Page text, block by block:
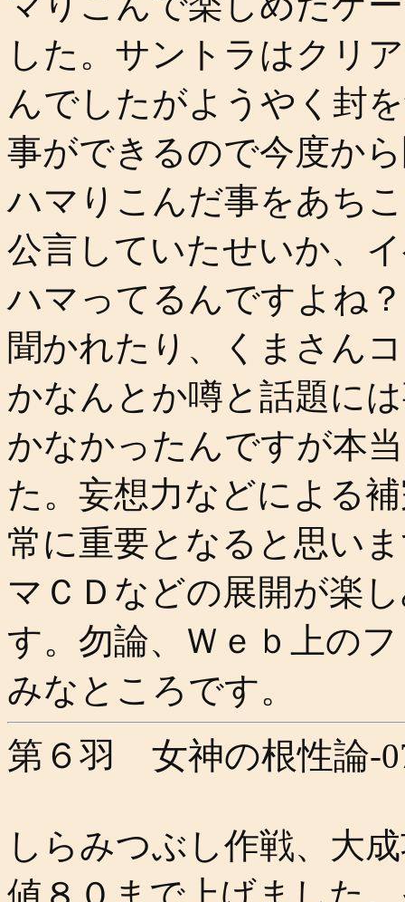
した。サントラはクリ
んでしたがようやく封
事ができるので今度か
ハマりこんだ事をあち
公言していたせいか、
ハマってるんですよね
聞かれたり、くまさん
かなんとか噂と話題に
かなかったんですが本
た。妄想力などによる
常に重要となると思い
マＣＤなどの展開が楽
す。勿論、Ｗｅｂ上の
みなところです。
第６羽 女神の根性論-
しらみつぶし作戦、大